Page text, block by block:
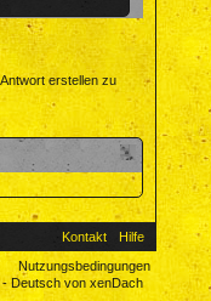
erstellen zu
Kontakt
Hilfe
Nutzungsbedingungen
Deutsch von xenDach